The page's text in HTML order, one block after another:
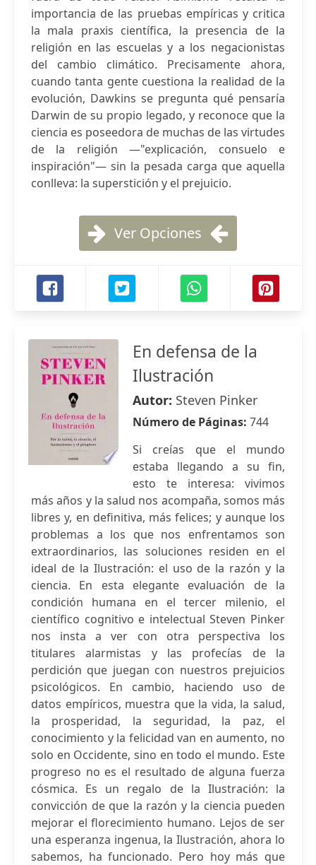
importancia de las pruebas empíricas y critica
la mala praxis científica, la presencia de la
religión en las escuelas y a los negacionistas
del cambio climático. Precisamente ahora,
cuando tanta gente cuestiona la realidad de la
evolución, Dawkins se pregunta qué pensaría
Darwin de su propio legado, y reconoce que la
ciencia es poseedora de muchas de las virtudes
de la religión —"explicación, consuelo e
inspiración"— sin la pesada carga que aquella
conlleva: la superstición y el prejuicio.
Ver Opciones
En defensa de la
Ilustración
Autor: Steven Pinker
Número de Páginas: 744
Si creías que el mundo
estaba llegando a su fin,
esto te interesa: vivimos
más años y la salud nos acompaña, somos más
libres y, en definitiva, más felices; y aunque los
problemas a los que nos enfrentamos son
extraordinarios, las soluciones residen en el
ideal de la Ilustración: el uso de la razón y la
ciencia. En esta elegante evaluación de la
condición humana en el tercer milenio, el
científico cognitivo e intelectual Steven Pinker
nos insta a ver con otra perspectiva los
titulares alarmistas y las profecías de la
perdición que juegan con nuestros prejuicios
psicológicos. En cambio, haciendo uso de
datos empíricos, muestra que la vida, la salud,
la prosperidad, la seguridad, la paz, el
conocimiento y la felicidad van en aumento, no
solo en Occidente, sino en todo el mundo. Este
progreso no es el resultado de alguna fuerza
cósmica. Es un regalo de la Ilustración: la
convicción de que la razón y la ciencia pueden
mejorar el florecimiento humano. Lejos de ser
una esperanza ingenua, la Ilustración, ahora lo
sabemos, ha funcionado. Pero hoy más que